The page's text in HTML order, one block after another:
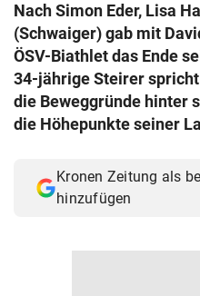
Nach Simon Eder, Lisa
(Schwaiger) gab mit
ÖSV-Biathlet das Ende
34-jährige Steirer
die Beweggründe hinter
die Höhepunkte seiner
Kronen Zeitung als
hinzufügen